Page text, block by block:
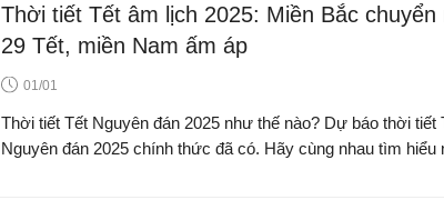
Thời tiết Tết âm lịch 2025: Miền Bắc
29 Tết, miền Nam ấm áp
01/01
Thời tiết Tết Nguyên đán 2025 như thế nào? Dự báo thời tiết
Nguyên đán 2025 chính thức đã có. Hãy cùng nhau tìm hiểu